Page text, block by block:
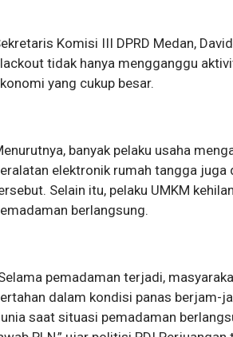
Komisi III DPRD Medan,
tidak hanya mengganggu
yang cukup besar.
banyak pelaku usaha
elektronik rumah tangga
Selain itu, pelaku UMKM
berlangsung.
pemadaman terjadi,
dalam kondisi panas berjam-
saat situasi pemadaman